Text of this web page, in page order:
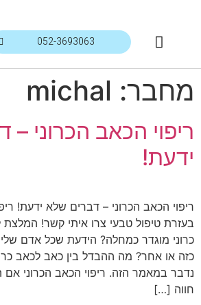
מחבר: michal
ריפוי הכאב הכרוני
ידעת!
ריפוי הכאב הכרוני – דברים שלא ידעת!
בעזרת טיפול טבעי צרו איתי קשר!
כרוני מוגדר כמחלה? הידעת שכל אדם
כזה או אחר? מה ההבדל בין כאב לכאב
נדבר במאמר הזה. ריפוי הכאב הכרוני
חווה […]